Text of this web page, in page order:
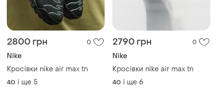
2800 грн 0
Nike
Кросівки nike air max tn
40 і ще 5
2790 грн 0
Nike
Кросівки nike air max tn
40 і ще 6